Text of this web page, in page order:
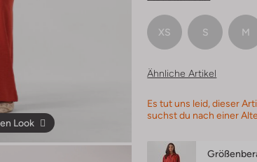
Look
XS S M
Ähnliche Artikel
Es tut uns leid, dieser
suchst du nach einer